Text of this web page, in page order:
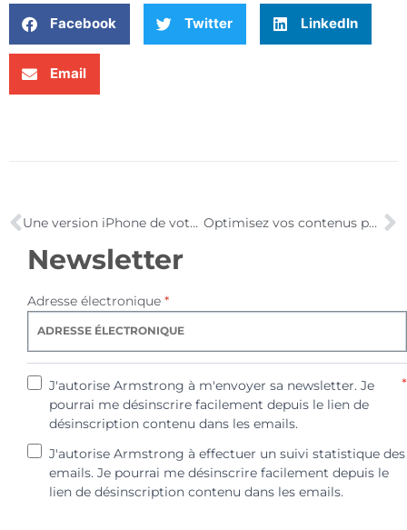
Facebook Twitter LinkedIn
Email
Une version iPhone de votre site Web en quelques clics Optimisez vos contenus pour Google
Newsletter
Adresse électronique *
J'autorise Armstrong à m'envoyer sa newsletter. Je
pourrai me désinscrire facilement depuis le lien de
désinscription contenu dans les emails.
*
J'autorise Armstrong à effectuer un suivi statistique des
emails. Je pourrai me désinscrire facilement depuis le
lien de désinscription contenu dans les emails.